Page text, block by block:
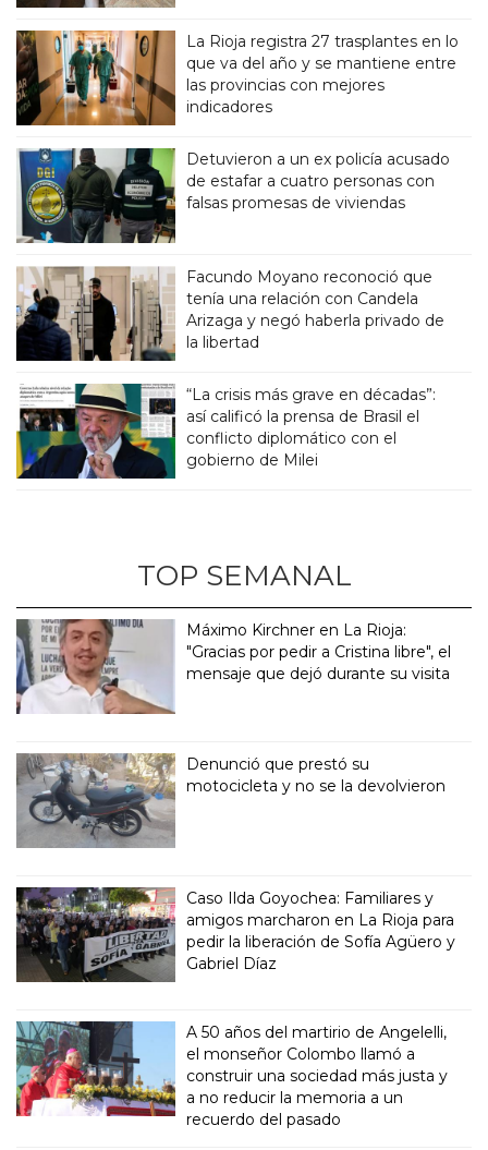
La Rioja registra 27 trasplantes en lo
que va del año y se mantiene entre
las provincias con mejores
indicadores
Detuvieron a un ex policía acusado
de estafar a cuatro personas con
falsas promesas de viviendas
Facundo Moyano reconoció que
tenía una relación con Candela
Arizaga y negó haberla privado de
la libertad
“La crisis más grave en décadas”:
así calificó la prensa de Brasil el
conflicto diplomático con el
gobierno de Milei
TOP SEMANAL
Máximo Kirchner en La Rioja:
"Gracias por pedir a Cristina libre", el
mensaje que dejó durante su visita
Denunció que prestó su
motocicleta y no se la devolvieron
Caso Ilda Goyochea: Familiares y
amigos marcharon en La Rioja para
pedir la liberación de Sofía Agüero y
Gabriel Díaz
A 50 años del martirio de Angelelli,
el monseñor Colombo llamó a
construir una sociedad más justa y
a no reducir la memoria a un
recuerdo del pasado